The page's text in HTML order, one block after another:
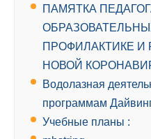
ПАМЯТКА
ПРОФИЛАКТИКЕ
НОВОЙ
Водолазная
программам
Учебные планы :